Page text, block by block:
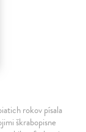
rokov písala
škrabopisne